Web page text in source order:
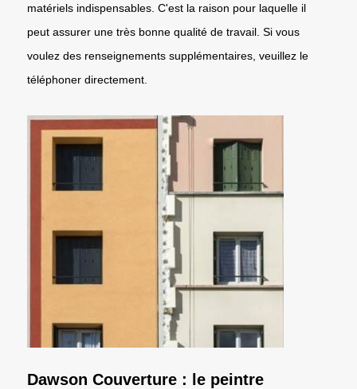
matériels indispensables. C'est la raison pour laquelle il
peut assurer une très bonne qualité de travail. Si vous
voulez des renseignements supplémentaires, veuillez le
téléphoner directement.
Dawson Couverture : le peintre